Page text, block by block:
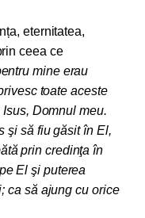
eternitatea,
ceea ce
mine erau
toate aceste
Domnul meu.
şi să fiu găsit în El,
prin credinţa în
El şi puterea
ca să ajung cu orice